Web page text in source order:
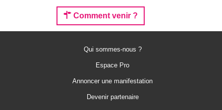
Comment venir ?
Qui sommes-nous ?
Espace Pro
Annoncer une manifestation
Devenir partenaire